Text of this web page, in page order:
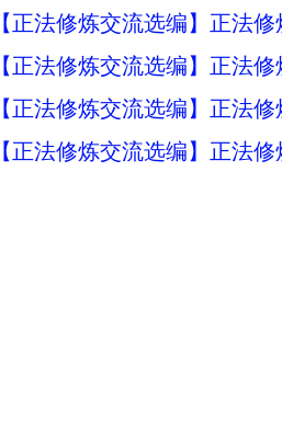
【正法修炼交流选编】正法修
【正法修炼交流选编】正法修
【正法修炼交流选编】正法修
【正法修炼交流选编】正法修